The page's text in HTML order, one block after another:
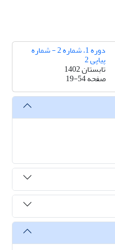
دوره 1، شماره 2 - شماره
پیاپی 2
تابستان 1402
صفحه19-54